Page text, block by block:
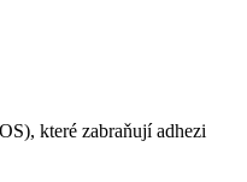
které zabraňují adhezi